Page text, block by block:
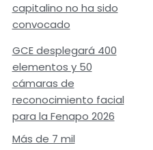
capitalino no ha sido
convocado
GCE desplegará 400
elementos y 50
cámaras de
reconocimiento facial
para la Fenapo 2026
Más de 7 mil